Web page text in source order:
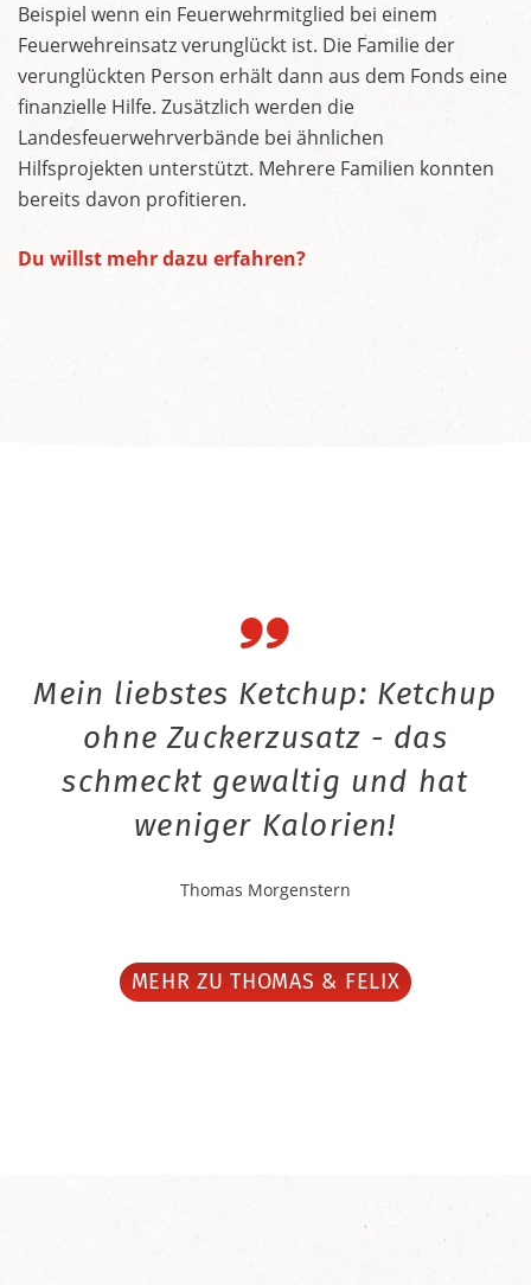
Beispiel wenn ein Feuerwehrmitglied bei einem
Feuerwehreinsatz verunglückt ist. Die Familie der
verunglückten Person erhält dann aus dem Fonds eine
finanzielle Hilfe. Zusätzlich werden die
Landesfeuerwehrverbände bei ähnlichen
Hilfsprojekten unterstützt. Mehrere Familien konnten
bereits davon profitieren.
Du willst mehr dazu erfahren?
Mein liebstes Ketchup: Ketchup
ohne Zuckerzusatz - das
schmeckt gewaltig und hat
weniger Kalorien!
Thomas Morgenstern
MEHR ZU THOMAS & FELIX